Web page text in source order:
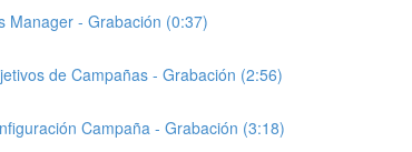
Manager - Grabación (0:37)
de Campañas - Grabación (2:56)
Campaña - Grabación (3:18)